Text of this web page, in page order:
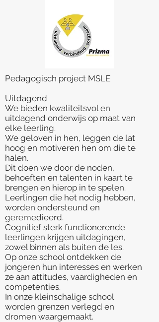
Pedagogisch project MSLE
Uitdagend
​We bieden kwaliteitsvol en
uitdagend onderwijs op maat van
elke leerling.
We geloven in hen, leggen de lat
hoog en motiveren hen om die te
halen.
Dit doen we door de noden,
behoeften en talenten in kaart te
brengen en hierop in te spelen.
Leerlingen die het nodig hebben,
worden ondersteund en
geremedieerd.
Cognitief sterk functionerende
leerlingen krijgen uitdagingen,
zowel binnen als buiten de les.
Op onze school ontdekken de
jongeren hun interesses en werken
ze aan attitudes, vaardigheden en
competenties.
In onze kleinschalige school
worden grenzen verlegd en
dromen waargemaakt.